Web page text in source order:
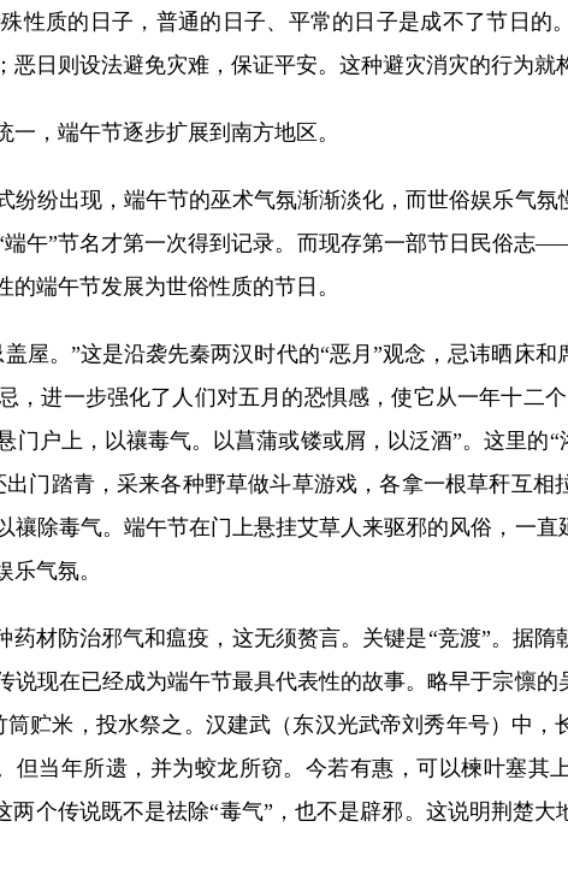
质的日子，普通的日子、平常的日子是成不了节日的
日则设法避免灾难，保证平安。这种避灾消灾的行为就
，端午节逐步扩展到南方地区。
出现，端午节的巫术气氛渐渐淡化，而世俗娱乐气氛
午”节名才第一次得到记录。而现存第一部节日民俗志
端午节发展为世俗性质的节日。
。”这是沿袭先秦两汉时代的“恶月”观念，忌讳晒床和
进一步强化了人们对五月的恐惧感，使它从一年十二
户上，以禳毒气。以菖蒲或镂或屑，以泛酒”。这里的“
门踏青，采来各种野草做斗草游戏，各拿一根草秆互
除毒气。端午节在门上悬挂艾草人来驱邪的风俗，一
气氛。
防治邪气和瘟疫，这无须赘言。关键是“竞渡”。据隋
现在已经成为端午节最具代表性的故事。略早于宗懔
贮米，投水祭之。汉建武（东汉光武帝刘秀年号）中，
但当年所遗，并为蛟龙所窃。今若有惠，可以楝叶塞其
个传说既不是祛除“毒气”，也不是辟邪。这说明荆楚